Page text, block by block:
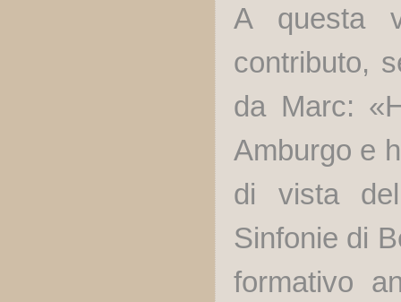
A questa
contributo,
da Marc:
Amburgo e
di vista
Sinfonie di
formativo